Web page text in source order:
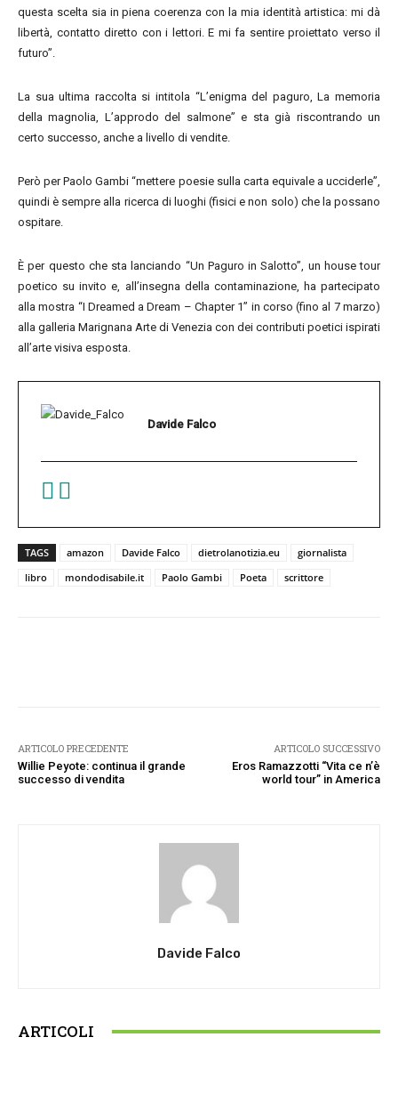
questa scelta sia in piena coerenza con la mia identità artistica: mi dà
libertà, contatto diretto con i lettori. E mi fa sentire proiettato verso il
futuro”.
La sua ultima raccolta si intitola “L’enigma del paguro, La memoria
della magnolia, L’approdo del salmone” e sta già riscontrando un
certo successo, anche a livello di vendite.
Però per Paolo Gambi “mettere poesie sulla carta equivale a ucciderle”,
quindi è sempre alla ricerca di luoghi (fisici e non solo) che la possano
ospitare.
È per questo che sta lanciando “Un Paguro in Salotto”, un house tour
poetico su invito e, all’insegna della contaminazione, ha partecipato
alla mostra “I Dreamed a Dream – Chapter 1” in corso (fino al 7 marzo)
alla galleria Marignana Arte di Venezia con dei contributi poetici ispirati
all’arte visiva esposta.
Davide Falco
TAGS amazon Davide Falco dietrolanotizia.eu
giornalista
libro
mondodisabile.it Paolo Gambi Poeta scrittore
ARTICOLO PRECEDENTE
Willie Peyote: continua il grande
successo di vendita
ARTICOLO SUCCESSIVO
Eros Ramazzotti “Vita ce n’è
world tour” in America
Davide Falco
ARTICOLI